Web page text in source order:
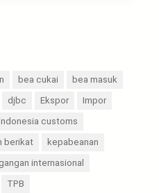
bea cukai
bea masuk
djbc Ekspor
Impor
customs
berikat
kepabeanan
internasional
TPB